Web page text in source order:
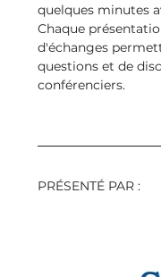
quelques minutes
Chaque
d'échanges
questions et de
conférenciers.
PRÉSENTÉ PAR :